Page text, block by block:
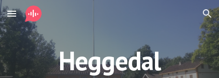
Skip to main content Skip to navigation
Heggedal